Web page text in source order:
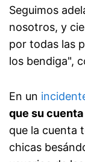
Seguimos
nosotros, y
por todas las
los bendiga",
En un
que su
que la cuenta
chicas